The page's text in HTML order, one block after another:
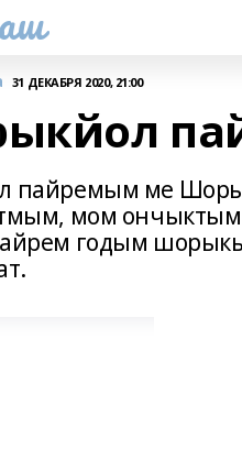
31 ДЕКАБРЯ 2020, 21:00
пайремым ме
мом
годым